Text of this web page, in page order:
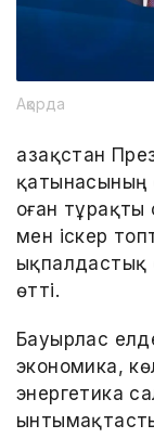
Ақорда
Қазақстан
қатынасының
оған тұрақты
мен іскер
ықпалдастық
өтті.
Бауырлас
экономика,
энергетика